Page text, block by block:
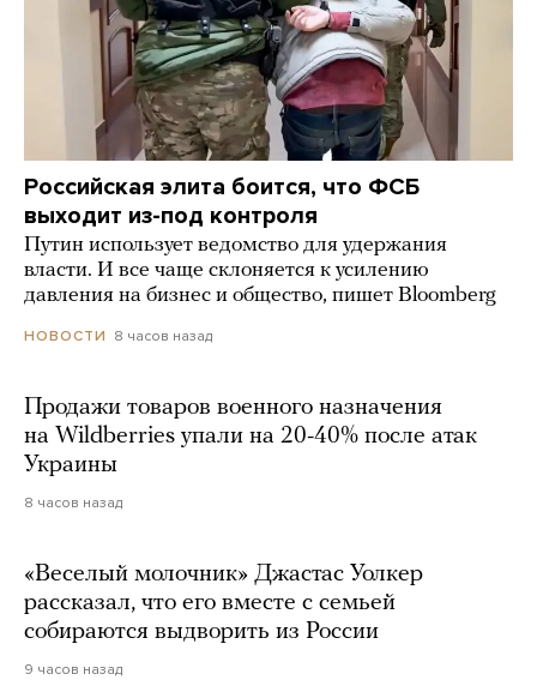
Российская элита боится, что ФСБ
выходит из-под контроля
Путин использует ведомство для удержания
власти. И все чаще склоняется к усилению
давления на бизнес и общество, пишет Bloomberg
НОВОСТИ 8 часов назад
Продажи товаров военного назначения
на Wildberries упали на 20-40% после атак
Украины
8 часов назад
«Веселый молочник» Джастас Уолкер
рассказал, что его вместе с семьей
собираются выдворить из России
9 часов назад